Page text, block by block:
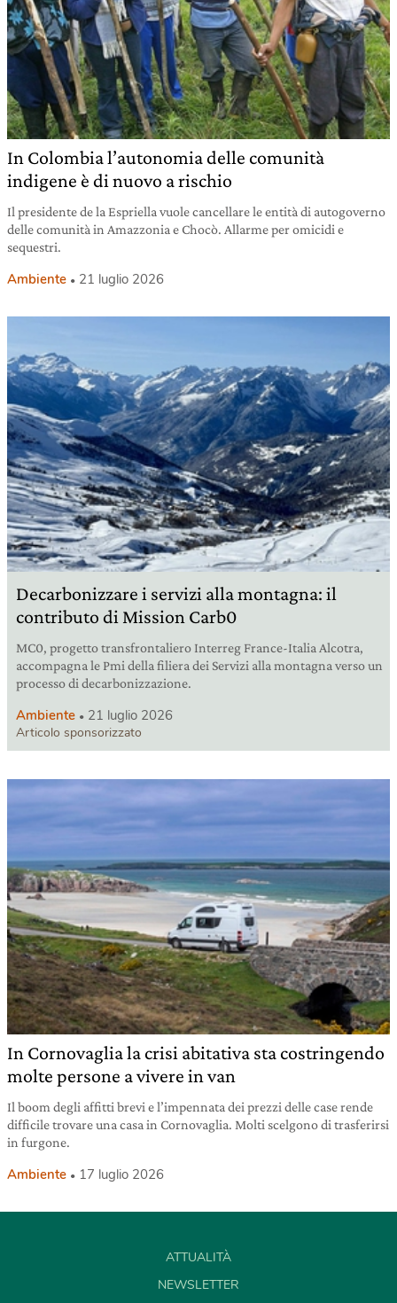
In Colombia l’autonomia delle comunità
indigene è di nuovo a rischio
Il presidente de la Espriella vuole cancellare le entità di autogoverno
delle comunità in Amazzonia e Chocò. Allarme per omicidi e
sequestri.
Ambiente 21 luglio 2026
Decarbonizzare i servizi alla montagna: il
contributo di Mission Carb0
MC0, progetto transfrontaliero Interreg France-Italia Alcotra,
accompagna le Pmi della filiera dei Servizi alla montagna verso un
processo di decarbonizzazione.
Ambiente 21 luglio 2026
Articolo sponsorizzato
In Cornovaglia la crisi abitativa sta costringendo
molte persone a vivere in van
Il boom degli affitti brevi e l’impennata dei prezzi delle case rende
difficile trovare una casa in Cornovaglia. Molti scelgono di trasferirsi
in furgone.
Ambiente 17 luglio 2026
ATTUALITÀ
NEWSLETTER